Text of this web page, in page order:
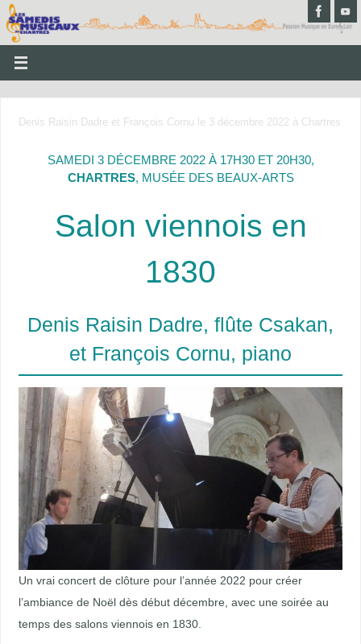
Denis Raisin Dadre et François Cornu le 3 décembre 2022 à Chartres
SAMEDI 3 DÉCEMBRE 2022 À 17H30 ET 20H30,
CHARTRES, MUSÉE DES BEAUX-ARTS
Salon viennois en
1830
Denis Raisin Dadre, flûte Csakan,
et François Cornu, piano
Un vrai concert de clôture pour l’année 2022 pour créer
l’ambiance de Noël dès début décembre, avec une soirée au
temps des salons viennois en 1830.